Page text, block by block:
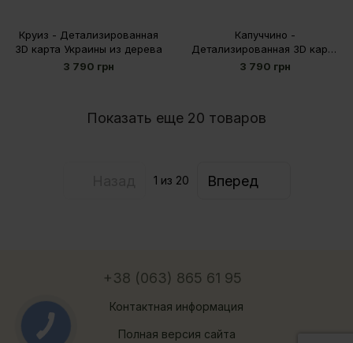
Круиз - Детализированная
3D карта Украины из дерева
3 790 грн
Капуччино -
Детализированная 3D карта
Украины из дерева
3 790 грн
Показать еще 20 товаров
1 из 20 Вперед
+38 (063) 865 61 95
Контактная информация
Полная версия сайта